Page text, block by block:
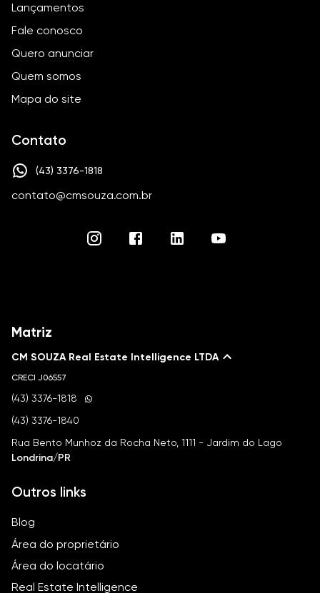
Lançamentos
Fale conosco
Quero anunciar
Quem somos
Mapa do site
Contato
(43) 3376-1818
contato@cmsouza.com.br
Matriz
CM SOUZA Real Estate Intelligence LTDA
CRECI J06557
(43) 3376-1818
(43) 3376-1840
Rua Bento Munhoz da Rocha Neto, 1111 - Jardim do Lago
Londrina/PR
Outros links
Blog
Área do proprietário
Área do locatário
Real Estate Intelligence